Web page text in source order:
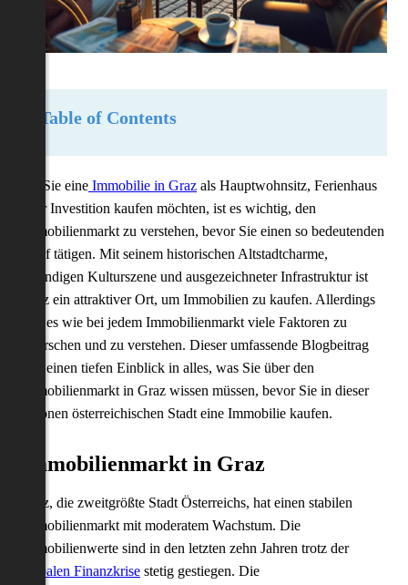
Table of Contents
Ob Sie eine Immobilie in Graz als Hauptwohnsitz, Ferienhaus
oder Investition kaufen möchten, ist es wichtig, den
Immobilienmarkt zu verstehen, bevor Sie einen so bedeutenden
Kauf tätigen. Mit seinem historischen Altstadtcharme,
lebendigen Kulturszene und ausgezeichneter Infrastruktur ist
Graz ein attraktiver Ort, um Immobilien zu kaufen. Allerdings
gibt es wie bei jedem Immobilienmarkt viele Faktoren zu
erforschen und zu verstehen. Dieser umfassende Blogbeitrag
gibt einen tiefen Einblick in alles, was Sie über den
Immobilienmarkt in Graz wissen müssen, bevor Sie in dieser
schönen österreichischen Stadt eine Immobilie kaufen.
Immobilienmarkt in Graz
Graz, die zweitgrößte Stadt Österreichs, hat einen stabilen
Immobilienmarkt mit moderatem Wachstum. Die
Immobilienwerte sind in den letzten zehn Jahren trotz der
globalen Finanzkrise stetig gestiegen. Die